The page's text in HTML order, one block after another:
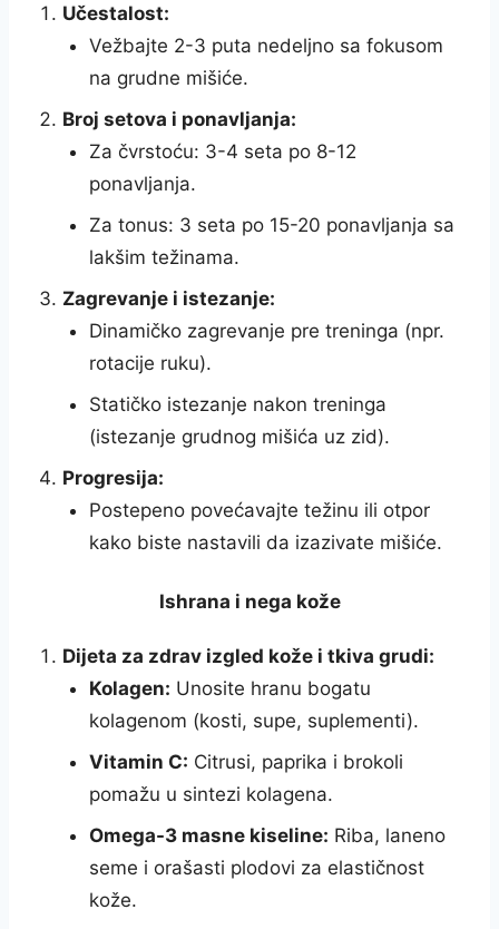
Učestalost:
Vežbajte 2-3 puta nedeljno sa fokusom
na grudne mišiće.
Broj setova i ponavljanja:
Za čvrstoću: 3-4 seta po 8-12
ponavljanja.
Za tonus: 3 seta po 15-20 ponavljanja sa
lakšim težinama.
Zagrevanje i istezanje:
Dinamičko zagrevanje pre treninga (npr.
rotacije ruku).
Statičko istezanje nakon treninga
(istezanje grudnog mišića uz zid).
Progresija:
Postepeno povećavajte težinu ili otpor
kako biste nastavili da izazivate mišiće.
Ishrana i nega kože
Dijeta za zdrav izgled kože i tkiva grudi:
Kolagen: Unosite hranu bogatu
kolagenom (kosti, supe, suplementi).
Vitamin C: Citrusi, paprika i brokoli
pomažu u sintezi kolagena.
Omega-3 masne kiseline: Riba, laneno
seme i orašasti plodovi za elastičnost
kože.